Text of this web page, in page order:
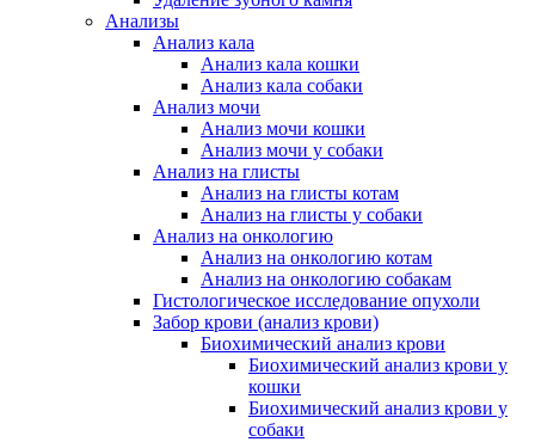
Анализы
Анализ кала
Анализ кала кошки
Анализ кала собаки
Анализ мочи
Анализ мочи кошки
Анализ мочи у собаки
Анализ на глисты
Анализ на глисты котам
Анализ на глисты у собаки
Анализ на онкологию
Анализ на онкологию котам
Анализ на онкологию собакам
Гистологическое исследование опухоли
Забор крови (анализ крови)
Биохимический анализ крови
Биохимический анализ крови у
кошки
Биохимический анализ крови у
собаки